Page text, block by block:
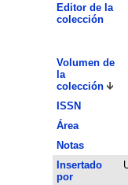
Editor de la
colección
Volumen de
la
colección
ISSN
Área
Notas
Insertado
por